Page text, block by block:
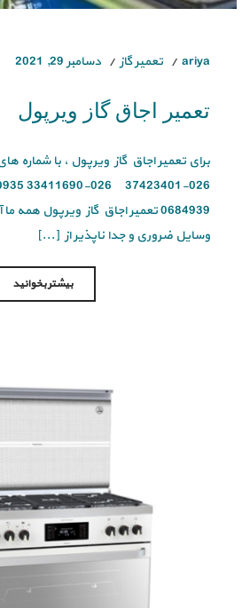
ariya تعمیر گاز دسامبر 29, 2021
تعمیر اجاق گاز ویرپول
برای تعمیر اجاق گاز ویرپول ، با شماره
0684939 تعمیر اجاق گاز ویرپول
وسایل ضروری و جدا ناپذیر از [...]
بیشتر بخوانید